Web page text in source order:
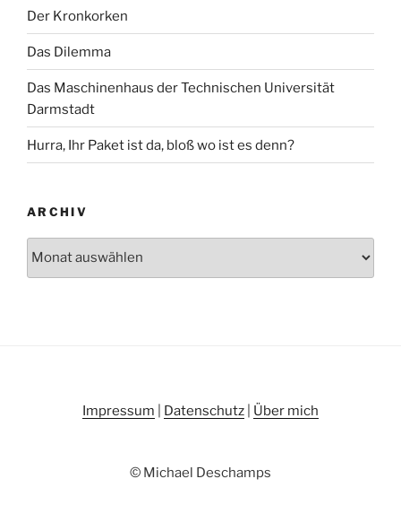
Der Kronkorken
Das Dilemma
Das Maschinenhaus der Technischen Universität
Darmstadt
Hurra, Ihr Paket ist da, bloß wo ist es denn?
ARCHIV
Impressum Datenschutz Über mich
© Michael Deschamps